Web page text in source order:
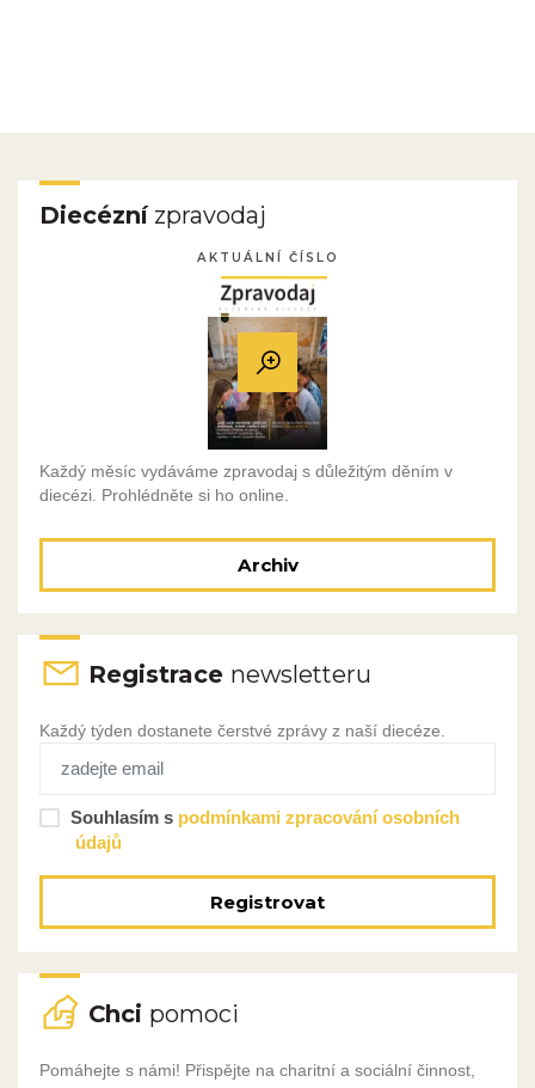
Diecéznízpravodaj
AKTUÁLNÍ ČÍSLO
Každý měsíc vydáváme zpravodaj s důležitým děním v
diecézi. Prohlédněte si ho online.
Archiv
Registrace newsletteru
Každý týden dostanete čerstvé zprávy z naší diecéze.
Souhlasím s podmínkami zpracování osobních
údajů
Registrovat
Chci pomoci
Pomáhejte s námi! Přispějte na charitní a sociální činnost,